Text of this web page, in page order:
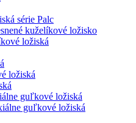
série Palc
kuželíkové ložisko
ložiská
ložiská
guľkové ložiská
guľkové ložiská